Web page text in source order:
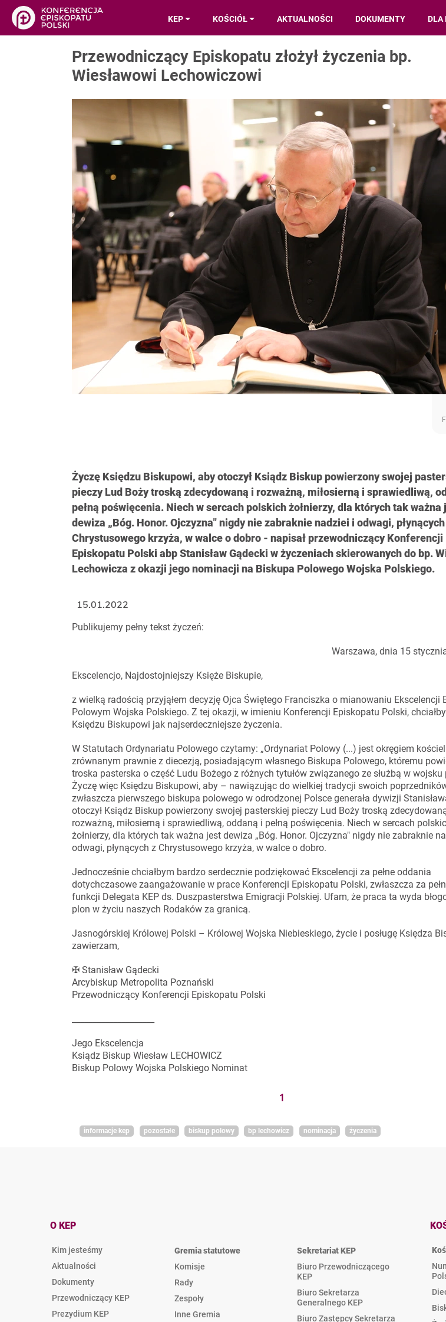
KEP KOŚCIÓŁ AKTUALNOŚCI DOKUMENTY DLA
Przewodniczący Episkopatu złożył życzenia bp.
Wiesławowi Lechowiczowi
Życzę Księdzu Biskupowi, aby otoczył Ksiądz Biskup powierzony swojej
pieczy Lud Boży troską zdecydowaną i rozważną, miłosierną i sprawiedliwą,
pełną poświęcenia. Niech w sercach polskich żołnierzy, dla których tak ważna
dewiza „Bóg. Honor. Ojczyzna" nigdy nie zabraknie nadziei i odwagi,
Chrystusowego krzyża, w walce o dobro - napisał przewodniczący Konferencji
Episkopatu Polski abp Stanisław Gądecki w życzeniach skierowanych do bp.
Lechowicza z okazji jego nominacji na Biskupa Polowego Wojska Polskiego.
Publikujemy pełny tekst życzeń:
Warszawa, dnia 15
Ekscelencjo, Najdostojniejszy Księże Biskupie,
z wielką radością przyjąłem decyzję Ojca Świętego Franciszka o mianowaniu Ekscelencji
Polowym Wojska Polskiego. Z tej okazji, w imieniu Konferencji Episkopatu Polski,
Księdzu Biskupowi jak najserdeczniejsze życzenia.
W Statutach Ordynariatu Polowego czytamy: „Ordynariat Polowy (...) jest okręgiem
zrównanym prawnie z diecezją, posiadającym własnego Biskupa Polowego, któremu
troska pasterska o część Ludu Bożego z różnych tytułów związanego ze służbą w wojsku
Życzę więc Księdzu Biskupowi, aby – nawiązując do wielkiej tradycji swoich
zwłaszcza pierwszego biskupa polowego w odrodzonej Polsce generała dywizji
otoczył Ksiądz Biskup powierzony swojej pasterskiej pieczy Lud Boży troską
rozważną, miłosierną i sprawiedliwą, oddaną i pełną poświęcenia. Niech w sercach
żołnierzy, dla których tak ważna jest dewiza „Bóg. Honor. Ojczyzna" nigdy nie zabraknie
odwagi, płynących z Chrystusowego krzyża, w walce o dobro.
Jednocześnie chciałbym bardzo serdecznie podziękować Ekscelencji za pełne oddania
dotychczasowe zaangażowanie w prace Konferencji Episkopatu Polski, zwłaszcza za
funkcji Delegata KEP ds. Duszpasterstwa Emigracji Polskiej. Ufam, że praca ta wyda
plon w życiu naszych Rodaków za granicą.
Jasnogórskiej Królowej Polski – Królowej Wojska Niebieskiego, życie i posługę Księdza
zawierzam,
✠ Stanisław Gądecki
Arcybiskup Metropolita Poznański
Przewodniczący Konferencji Episkopatu Polski
Jego Ekscelencja
Ksiądz Biskup Wiesław LECHOWICZ
Biskup Polowy Wojska Polskiego Nominat
1
15.01.2022
informacje kep pozostałe biskup polowy bp lechowicz nominacja życzenia
O KEP
Kim jesteśmy
Aktualności
Dokumenty
Przewodniczący KEP
Prezydium KEP
Gremia statutowe
Komisje
Rady
Zespoły
Inne Gremia
Sekretariat KEP
Biuro Przewodniczącego
KEP
Biuro Sekretarza
Generalnego KEP
Biuro Zastępcy Sekretarza